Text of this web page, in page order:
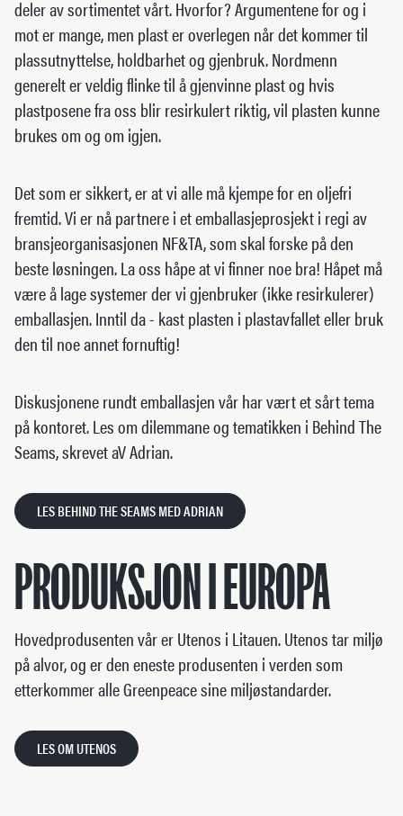
deler av sortimentet vårt. Hvorfor? Argumentene for og i
mot er mange, men plast er overlegen når det kommer til
plassutnyttelse, holdbarhet og gjenbruk. Nordmenn
generelt er veldig flinke til å gjenvinne plast og hvis
plastposene fra oss blir resirkulert riktig, vil plasten kunne
brukes om og om igjen.
Det som er sikkert, er at vi alle må kjempe for en oljefri
fremtid. Vi er nå partnere i et emballasjeprosjekt i regi av
bransjeorganisasjonen NF&TA, som skal forske på den
beste løsningen. La oss håpe at vi finner noe bra! Håpet må
være å lage systemer der vi gjenbruker (ikke resirkulerer)
emballasjen. Inntil da - kast plasten i plastavfallet eller bruk
den til noe annet fornuftig!
Diskusjonene rundt emballasjen vår har vært et sårt tema
på kontoret. Les om dilemmane og tematikken i Behind The
Seams, skrevet aV Adrian.
LES BEHIND THE SEAMS MED ADRIAN
PRODUKSJON I EUROPA
Hovedprodusenten vår er Utenos i Litauen. Utenos tar miljø
på alvor, og er den eneste produsenten i verden som
etterkommer alle Greenpeace sine miljøstandarder.
LES OM UTENOS